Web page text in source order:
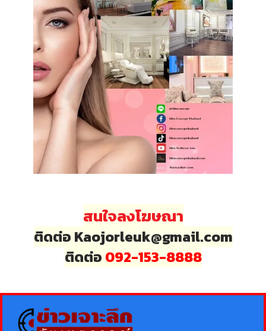
สนใจลงโฆษณา
ติดต่อ Kaojorleuk@gmail.com
ติดต่อ 092-153-8888